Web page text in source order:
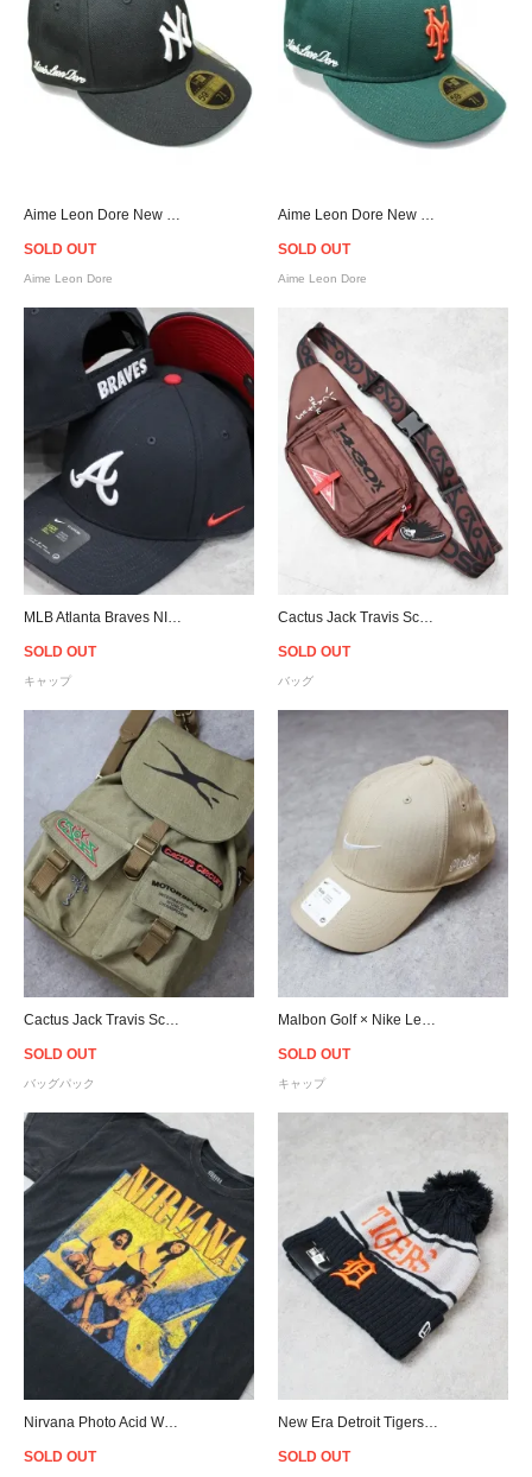
SOLD OUT
Aime Leon Dore
SOLD OUT
Aime Leon Dore
SOLD OUT
キャップ
SOLD OUT
バッグ
SOLD OUT
バッグパック
SOLD OUT
キャップ
Nirvana Photo Acid Wash Vintage T-Shirt - Black Wash
SOLD OUT SOLD OUT